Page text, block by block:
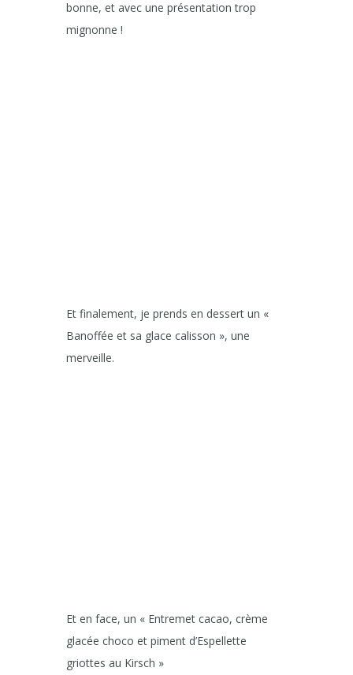
bonne, et avec une présentation trop
mignonne !
Et finalement, je prends en dessert un «
Banoffée et sa glace calisson », une
merveille.
Et en face, un « Entremet cacao, crème
glacée choco et piment d’Espellette
griottes au Kirsch »